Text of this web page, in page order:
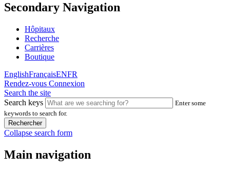
Secondary Navigation
Hôpitaux
Recherche
Carrières
Boutique
EnglishFrançaisENFR
Rendez-vous Connexion
Search the site
Search keys
Enter some
keywords to search for.
Collapse search form
Main navigation